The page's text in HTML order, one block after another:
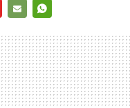
MAIL